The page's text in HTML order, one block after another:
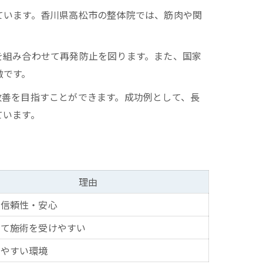
ます。香川県高松市の整体院では、筋肉や関
み合わせて再発防止を図ります。また、国家
す。
を目指すことができます。成功例として、長
ます。
理由
頼性・安心
施術を受けやすい
すい環境